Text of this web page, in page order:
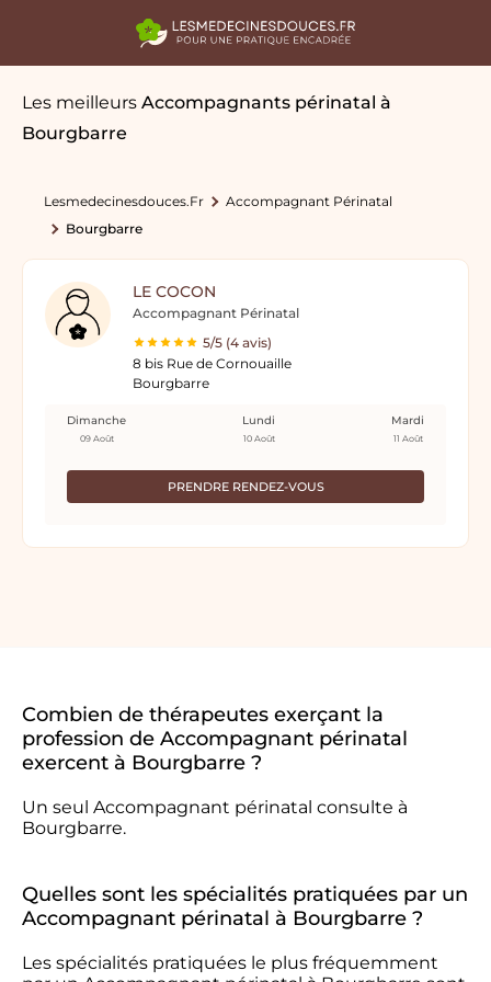
Les meilleurs Accompagnants périnatal à
Bourgbarre
Lesmedecinesdouces.fr
Accompagnant Périnatal
Bourgbarre
LE COCON
Accompagnant Périnatal
5/5 (4 avis)
8 bis Rue de Cornouaille
Bourgbarre
PRENDRE RENDEZ-VOUS
Dimanche
09 Août
Lundi
10 Août
Mardi
11 Août
Combien de thérapeutes exerçant la
profession de Accompagnant périnatal
exercent à Bourgbarre ?
Un seul Accompagnant périnatal consulte à
Bourgbarre.
Quelles sont les spécialités pratiquées par un
Accompagnant périnatal à Bourgbarre ?
Les spécialités pratiquées le plus fréquemment